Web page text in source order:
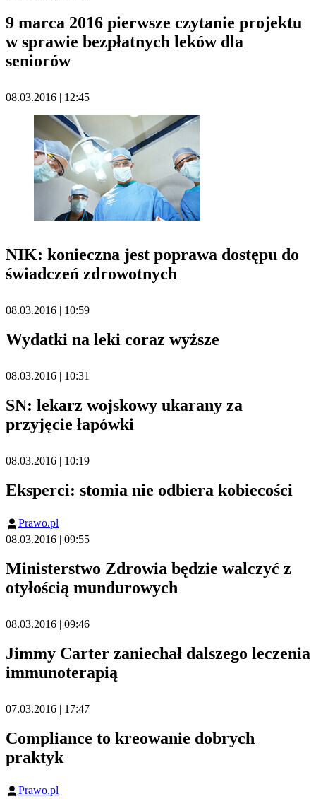
9 marca 2016 pierwsze czytanie projektu
w sprawie bezpłatnych leków dla
seniorów
08.03.2016 | 12:45
NIK: konieczna jest poprawa dostępu do
świadczeń zdrowotnych
08.03.2016 | 10:59
Wydatki na leki coraz wyższe
08.03.2016 | 10:31
SN: lekarz wojskowy ukarany za
przyjęcie łapówki
08.03.2016 | 10:19
Eksperci: stomia nie odbiera kobiecości
Prawo.pl
08.03.2016 | 09:55
Ministerstwo Zdrowia będzie walczyć z
otyłością mundurowych
08.03.2016 | 09:46
Jimmy Carter zaniechał dalszego leczenia
immunoterapią
07.03.2016 | 17:47
Compliance to kreowanie dobrych
praktyk
Prawo.pl